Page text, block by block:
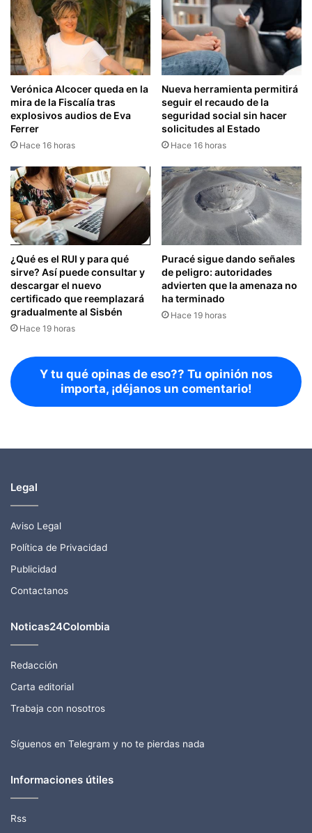
Verónica Alcocer queda en la
mira de la Fiscalía tras
explosivos audios de Eva
Ferrer
Hace 16 horas
Nueva herramienta permitirá
seguir el recaudo de la
seguridad social sin hacer
solicitudes al Estado
Hace 16 horas
¿Qué es el RUI y para qué
sirve? Así puede consultar y
descargar el nuevo
certificado que reemplazará
gradualmente al Sisbén
Hace 19 horas
Puracé sigue dando señales
de peligro: autoridades
advierten que la amenaza no
ha terminado
Hace 19 horas
Y tu qué opinas de eso?? Tu opinión nos
importa, ¡déjanos un comentario!
Legal
Aviso Legal
Política de Privacidad
Publicidad
Contactanos
Noticas24Colombia
Redacción
Carta editorial
Trabaja con nosotros
Síguenos en Telegram y no te pierdas nada
Informaciones útiles
Rss